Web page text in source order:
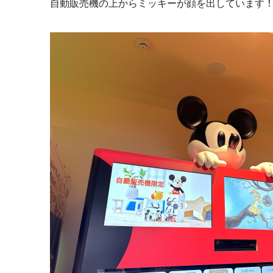
自動販売機の上からミッキーが顔を出しています